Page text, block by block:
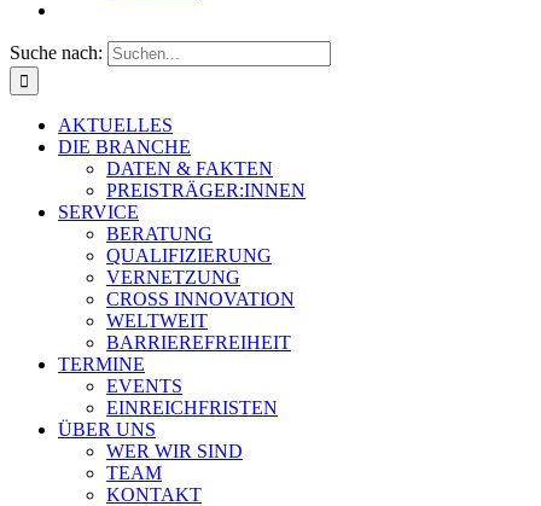
Suche nach:
AKTUELLES
DIE BRANCHE
DATEN & FAKTEN
PREISTRÄGER:INNEN
SERVICE
BERATUNG
QUALIFIZIERUNG
VERNETZUNG
CROSS INNOVATION
WELTWEIT
BARRIEREFREIHEIT
TERMINE
EVENTS
EINREICHFRISTEN
ÜBER UNS
WER WIR SIND
TEAM
KONTAKT